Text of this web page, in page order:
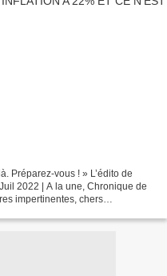
Préparez-vous ! » L’édito de
2022 | A la une, Chronique de
impertinentes, chers